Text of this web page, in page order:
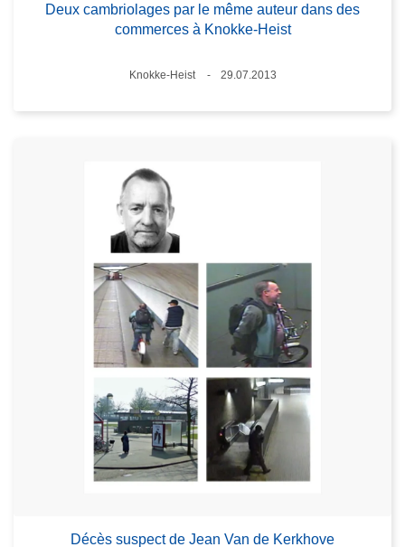
Deux cambriolages par le même auteur dans des
commerces à Knokke-Heist
Lieux
Knokke-Heist
29.07.2013
Décès suspect de Jean Van de Kerkhove